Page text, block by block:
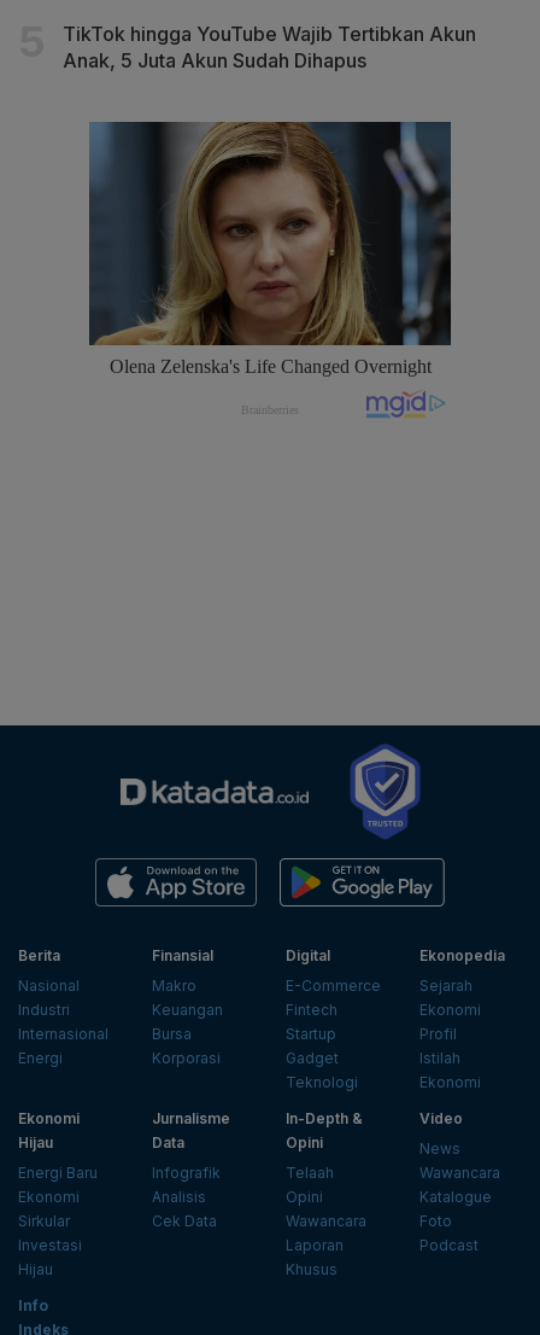
TikTok hingga YouTube Wajib Tertibkan Akun
Anak, 5 Juta Akun Sudah Dihapus
Berita
Nasional
Industri
Internasional
Energi
Finansial
Makro
Keuangan
Bursa
Korporasi
Digital
E-Commerce
Fintech
Startup
Gadget
Teknologi
Ekonopedia
Sejarah
Ekonomi
Profil
Istilah
Ekonomi
Ekonomi
Hijau
Energi Baru
Ekonomi
Sirkular
Investasi
Hijau
Jurnalisme
Data
Infografik
Analisis
Cek Data
In-Depth &
Opini
Telaah
Opini
Wawancara
Laporan
Khusus
Video
News
Wawancara
Katalogue
Foto
Podcast
Info
Indeks